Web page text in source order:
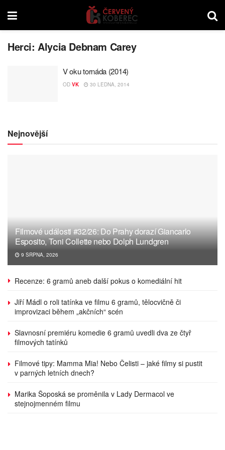
Herci:Alycia Debnam Carey
V oku tornáda (2014)
OD VK 30 LEDNA, 2014
Nejnovější
Filmové události #32/26: Do Prahy dorazí Giancarlo
Esposito, Toni Collette nebo Dolph Lundgren
9 SRPNA, 2026
Recenze: 6 gramů aneb další pokus o komediální hit
Jiří Mádl o roli tatínka ve filmu 6 gramů, tělocvičně či
improvizaci během „akčních“ scén
Slavnosní premiéru komedie 6 gramů uvedli dva ze čtyř
filmových tatínků
Filmové tipy: Mamma Mia! Nebo Čelisti – jaké filmy si pustit
v parných letních dnech?
Marika Šoposká se proměnila v Lady Dermacol ve
stejnojmenném filmu